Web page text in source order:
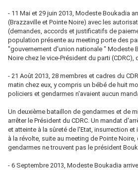
- 11 Mai et 29 juin 2013, Modeste Boukadia
(Brazzaville et Pointe Noire) avec les
(demandes, accords et justificatifs de
population présente au meeting porte des
"gouvernement d'union nationale " Modeste
Noire chez le vice-Président du parti (CDRC),
- 21 Août 2013, 28 membres et cadres du
matin chez eux, y compris un bébé de huit
policiers et gendarmes n'avaient aucun
Un deuxième bataillon de gendarmes et de
arrêter le Président du CDRC. Un mandat
et atteinte à la sûreté de l'Etat, insurrection
à la révolte, suite au meeting de Pointe
gendarmes ne trouvent pas le président
- 6 Septembre 2013, Modeste Boukadia